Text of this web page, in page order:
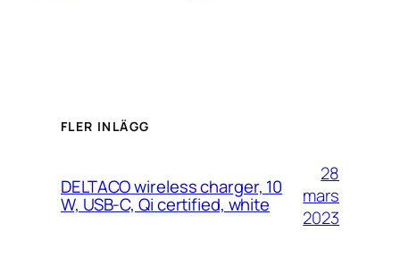
FLER INLÄGG
DELTACO wireless charger, 10
W, USB-C, Qi certified, white
28
mars
2023